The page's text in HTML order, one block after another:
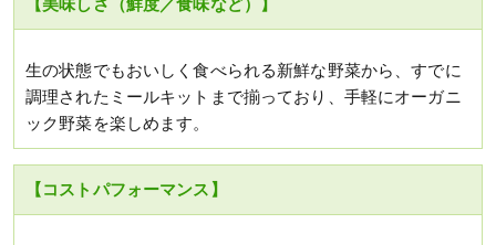
【美味しさ（鮮度／食味など）】
生の状態でもおいしく食べられる新鮮な野菜から、すでに
調理されたミールキットまで揃っており、手軽にオーガニ
ック野菜を楽しめます。
【コストパフォーマンス】